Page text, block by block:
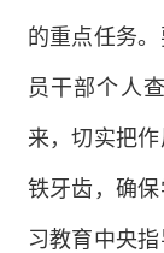
的重点任务
员干部个人
来，切实把
铁牙齿，确
习教育中央